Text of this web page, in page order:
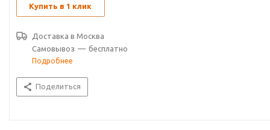
Купить в 1 клик
Доставка в Москва
Самовывоз — бесплатно
Подробнее
Поделиться